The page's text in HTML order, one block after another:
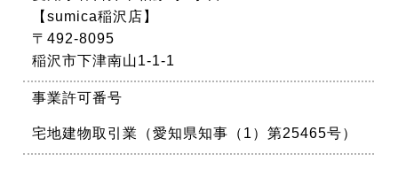
【sumica稲沢店】
〒492-8095
稲沢市下津南山1-1-1
事業許可番号
宅地建物取引業（愛知県知事（1）第25465号）